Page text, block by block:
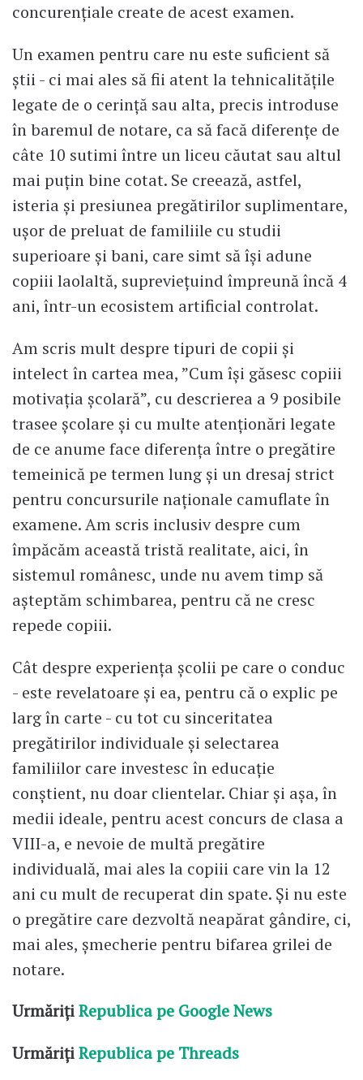
concurențiale create de acest examen.
Un examen pentru care nu este suficient să
știi - ci mai ales să fii atent la tehnicalitățile
legate de o cerință sau alta, precis introduse
în baremul de notare, ca să facă diferențe de
câte 10 sutimi între un liceu căutat sau altul
mai puțin bine cotat. Se creează, astfel,
isteria și presiunea pregătirilor suplimentare,
ușor de preluat de familiile cu studii
superioare și bani, care simt să își adune
copiii laolaltă, supreviețuind împreună încă 4
ani, într-un ecosistem artificial controlat.
Am scris mult despre tipuri de copii și
intelect în cartea mea, ”Cum își găsesc copiii
motivația școlară”, cu descrierea a 9 posibile
trasee școlare și cu multe atenționări legate
de ce anume face diferența între o pregătire
temeinică pe termen lung și un dresaj strict
pentru concursurile naționale camuflate în
examene. Am scris inclusiv despre cum
împăcăm această tristă realitate, aici, în
sistemul românesc, unde nu avem timp să
așteptăm schimbarea, pentru că ne cresc
repede copiii.
Cât despre experiența școlii pe care o conduc
- este revelatoare și ea, pentru că o explic pe
larg în carte - cu tot cu sinceritatea
pregătirilor individuale și selectarea
familiilor care investesc în educație
conștient, nu doar clientelar. Chiar și așa, în
medii ideale, pentru acest concurs de clasa a
VIII-a, e nevoie de multă pregătire
individuală, mai ales la copiii care vin la 12
ani cu mult de recuperat din spate. Și nu este
o pregătire care dezvoltă neapărat gândire, ci,
mai ales, șmecherie pentru bifarea grilei de
notare.
UrmărițiRepublica pe Google News
UrmărițiRepublica pe Threads